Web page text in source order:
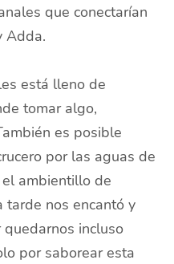
que conectarían
Adda.
está lleno de
tomar algo,
es posible
por las aguas de
ambientillo de
nos encantó y
incluso
por saborear esta